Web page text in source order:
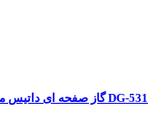
گاز صفحه ای داتیس مدل DG-531